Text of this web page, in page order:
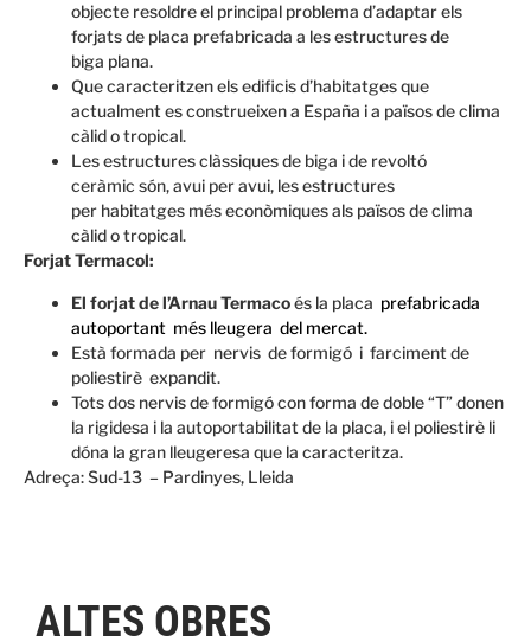
objecte resoldreel principal problema d’adaptarels
forjatsde placa prefabricada a les estructuresde
biga plana.
Que caracteritzenels edificis d’habitatgesque
actualment es construeixena España i a païsosde clima
càlidotropical.
Lesestructuresclàssiquesde biga ide revoltó
ceràmic són,avui peravui, lesestructures
per habitatges méseconòmiques als païsosde clima
càlidotropical.
Forjat Termacol:
El forjat de l’Arnau Termacoés la placa prefabricada
autoportant més lleugera del mercat.
Està formada per nervis de formigó i farciment de
poliestirè expandit.
Tots dos nervisde formigóconforma de doble“T”donen
la rigidesa i la autoportabilitat de la placa, iel poliestirè li
dóna la gran lleugeresa que la caracteritza.
Adreça: Sud-13 – Pardinyes, Lleida
ALTES OBRES